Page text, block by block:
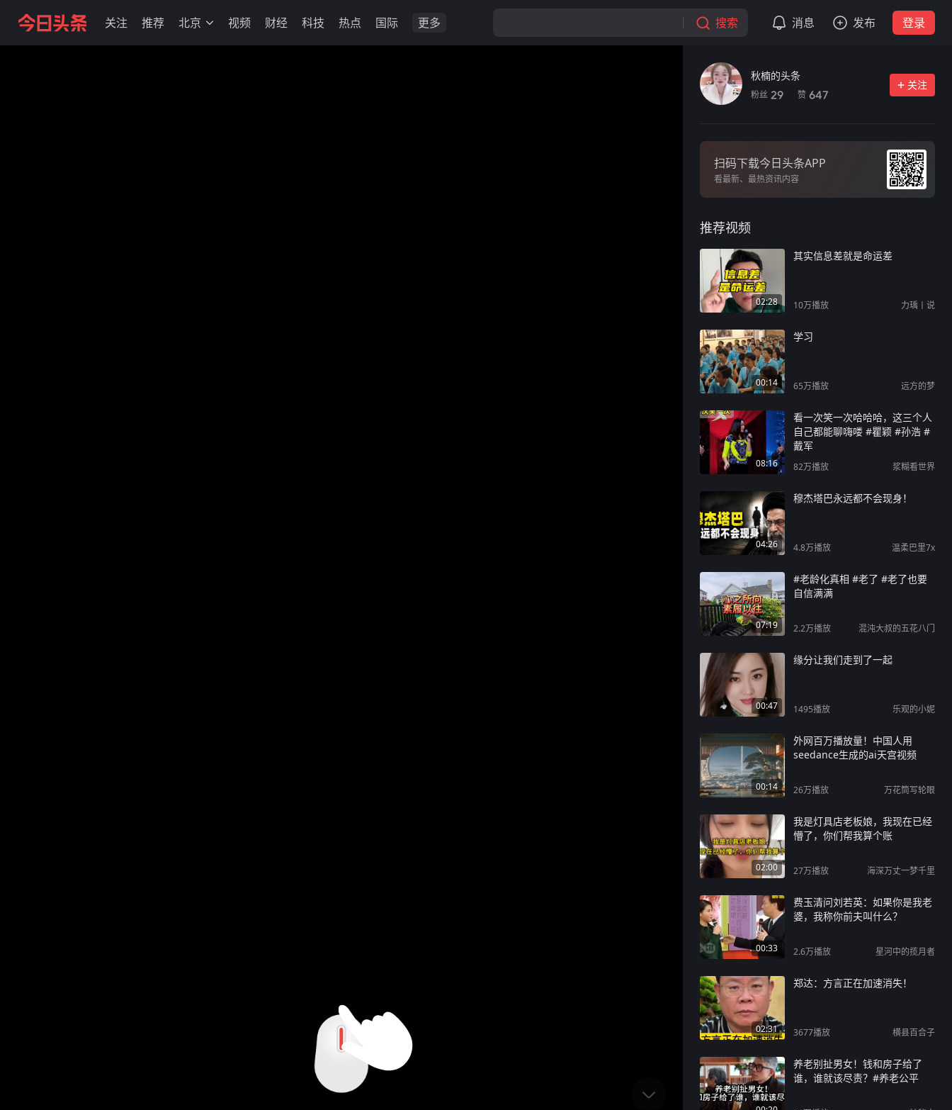
关注 推荐 北京 视频 财经 科技 热点 国际 更多 搜索 消息 发布 登录
秋楠的头条
粉丝 29 赞 647
关注
扫码下载今日头条APP
看最新、最热资讯内容
推荐视频
02:28
其实信息差就是命运差
10万播放 力瑀丨说
00:14
学习
65万播放 远方的梦
08:16
看一次笑一次哈哈哈，这三个人
自己都能聊嗨喽 #瞿颖 #孙浩 #
戴军
82万播放 浆糊看世界
04:26
穆杰塔巴永远都不会现身！
4.8万播放 温柔巴里7x
07:19
#老龄化真相 #老了 #老了也要
自信满满
2.2万播放 混沌大叔的五花八门
00:47
缘分让我们走到了一起
1495播放 乐观的小妮
00:14
外网百万播放量！中国人用
seedance生成的ai天宫视频
26万播放 万花筒写轮眼
02:00
我是灯具店老板娘，我现在已经
懵了，你们帮我算个账
27万播放 海深万丈一梦千里
00:33
费玉清问刘若英：如果你是我老
婆，我称你前夫叫什么？
2.6万播放 星河中的揽月者
02:31
郑达：方言正在加速消失！
3677播放 横县百合子
养老别扯男女！钱和房子给了
谁，谁就该尽责？#养老公平